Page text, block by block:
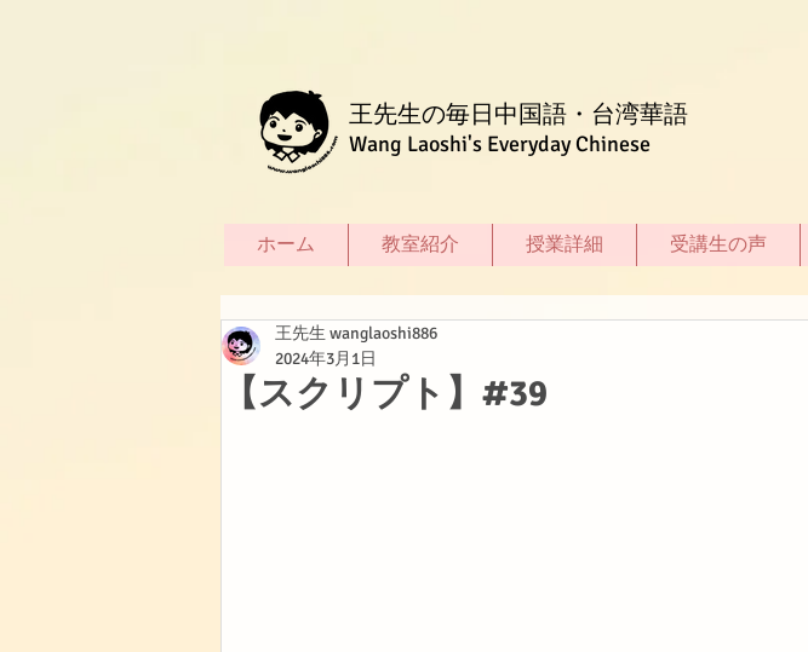
王先生の毎日中国語・台湾華語
Wang Laoshi's Everyday Chinese
ホーム 教室紹介 授業詳細 受講生の声
【スクリプト】#39
王先生 wanglaoshi886
2024年3月1日